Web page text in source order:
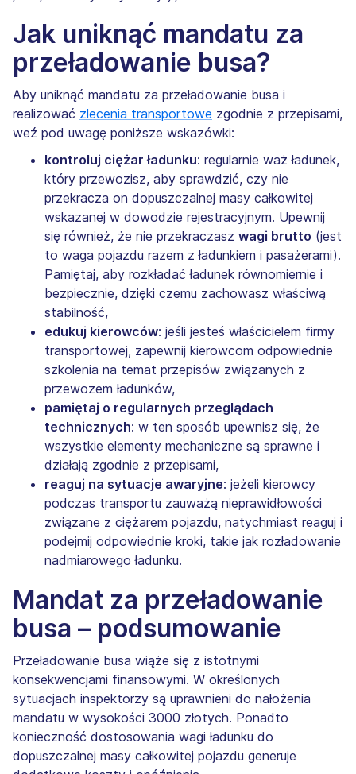
Jak uniknąć mandatu za
przeładowanie busa?
Aby uniknąć mandatu za przeładowanie busa i
realizować zlecenia transportowe zgodnie z przepisami,
weź pod uwagę poniższe wskazówki:
kontroluj ciężar ładunku: regularnie waż ładunek,
który przewozisz, aby sprawdzić, czy nie
przekracza on dopuszczalnej masy całkowitej
wskazanej w dowodzie rejestracyjnym. Upewnij
się również, że nie przekraczasz wagi brutto (jest
to waga pojazdu razem z ładunkiem i pasażerami).
Pamiętaj, aby rozkładać ładunek równomiernie i
bezpiecznie, dzięki czemu zachowasz właściwą
stabilność,
edukuj kierowców: jeśli jesteś właścicielem firmy
transportowej, zapewnij kierowcom odpowiednie
szkolenia na temat przepisów związanych z
przewozem ładunków,
pamiętaj o regularnych przeglądach
technicznych: w ten sposób upewnisz się, że
wszystkie elementy mechaniczne są sprawne i
działają zgodnie z przepisami,
reaguj na sytuacje awaryjne: jeżeli kierowcy
podczas transportu zauważą nieprawidłowości
związane z ciężarem pojazdu, natychmiast reaguj i
podejmij odpowiednie kroki, takie jak rozładowanie
nadmiarowego ładunku.
Mandat za przeładowanie
busa – podsumowanie
Przeładowanie busa wiąże się z istotnymi
konsekwencjami finansowymi. W określonych
sytuacjach inspektorzy są uprawnieni do nałożenia
mandatu w wysokości 3000 złotych. Ponadto
konieczność dostosowania wagi ładunku do
dopuszczalnej masy całkowitej pojazdu generuje